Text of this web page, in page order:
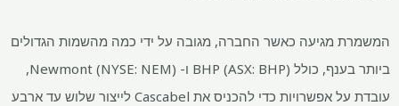
המשמרת מגיעה כאשר החברה, מגובה על ידי כמה מהשמות הגדולים
ביותר בענף, כולל BHP (ASX: BHP) ו- Newmont (NYSE: NEM),
עובדת על אפשרויות כדי להכניס את Cascabel לייצור שלוש עד ארבע